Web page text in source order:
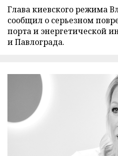
Глава киевского режима
сообщил о серьезном
порта и энергетической
и Павлограда.